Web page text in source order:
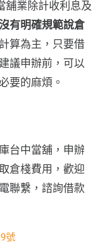
舖業除計收利息及
有明確規範說倉
算為主，只要借
議申辦前，可以
要的麻煩。
台中當舖，申辦
倉棧費用，歡迎
聯繫，諮詢借款
號